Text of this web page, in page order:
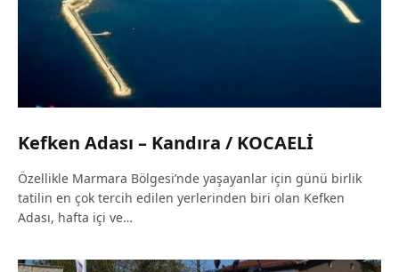
Kefken Adası – Kandıra / KOCAELİ
Özellikle Marmara Bölgesi’nde yaşayanlar için günü birlik
tatilin en çok tercih edilen yerlerinden biri olan Kefken
Adası, hafta içi ve…